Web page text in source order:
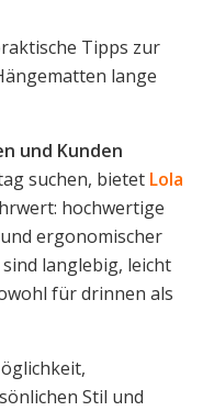
Tipps zur
lange
und Kunden
suchen, bietet Lola
hochwertige
ergonomischer
langlebig, leicht
für drinnen als
Stil und